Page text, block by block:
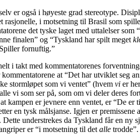
er også i høyeste grad stereotype.
rasjonelle, i motsetning til Brasil som
det tyske laget med uttalelser som “
finalen” og “Tyskland har spilt meget
fornuftig.”
i takt med kommentatorenes
at “Det har utviklet seg
stormløpet som vi ventet” (hvem vi er
vi som ser på, som om vi deler deres
kampen er jevnere enn ventet, er “De er
en tysk målsjanse. Igjen er premissene
understrekes da Tyskland får en ny
er “i motsetning til det alle trodde”.